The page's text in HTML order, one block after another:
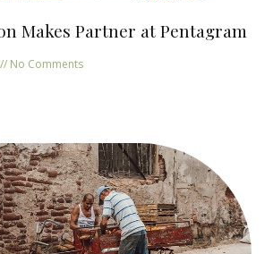
Makes Partner at Pentagram
No Comments